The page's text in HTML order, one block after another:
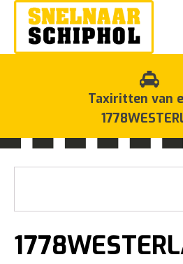
Taxiritten van